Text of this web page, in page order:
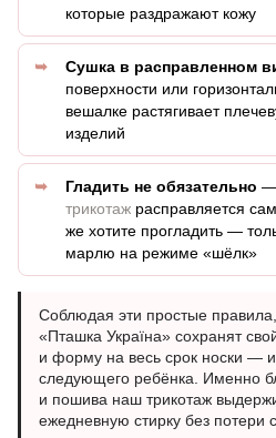
которые раздражают кожу
Сушка в расправленном
поверхности или
вешалке растягивает
изделий
Гладить не обязательно —
трикотаж расправляется
же хотите прогладить —
марлю на режиме «шёлк»
Соблюдая эти простые
«Пташка Україна» сохранят
и форму на весь срок носки —
следующего ребёнка. Именно
и пошива наш трикотаж
ежедневную стирку без потери